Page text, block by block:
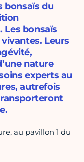
bonsaïs du
Les bonsaïs
Leurs
nature
experts au
autrefois
au pavillon 1 du